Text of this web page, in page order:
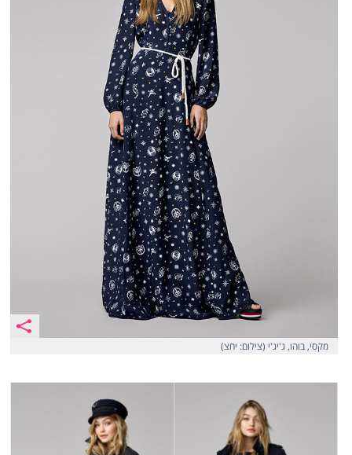
מקסי, בוהו, ג'יג'י (צילום: יחצ)